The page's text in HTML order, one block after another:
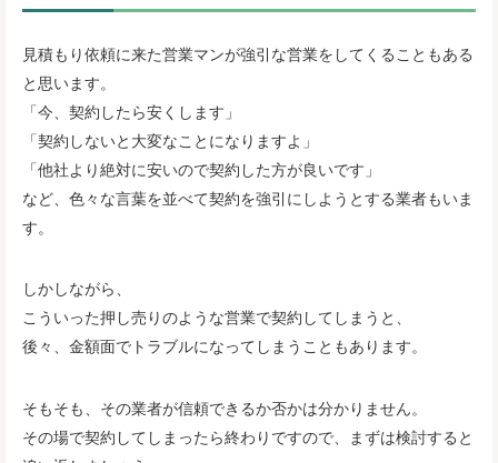
見積もり依頼に来た営業マンが強引な営業をしてくることもある
と思います。
「今、契約したら安くします」
「契約しないと大変なことになりますよ」
「他社より絶対に安いので契約した方が良いです」
など、色々な言葉を並べて契約を強引にしようとする業者もいま
す。
しかしながら、
こういった押し売りのような営業で契約してしまうと、
後々、金額面でトラブルになってしまうこともあります。
そもそも、その業者が信頼できるか否かは分かりません。
その場で契約してしまったら終わりですので、まずは検討すると